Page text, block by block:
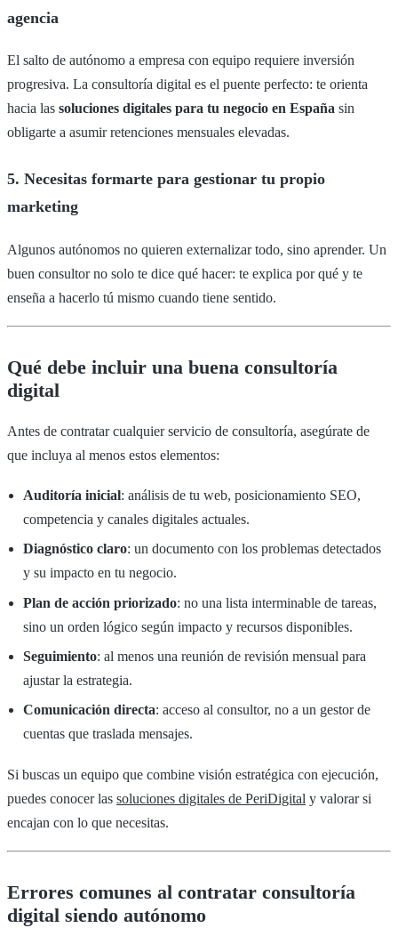
agencia
El salto de autónomo a empresa con equipo requiere inversión
progresiva. La consultoría digital es el puente perfecto: te orienta
hacia las soluciones digitales para tu negocio en España sin
obligarte a asumir retenciones mensuales elevadas.
5. Necesitas formarte para gestionar tu propio
marketing
Algunos autónomos no quieren externalizar todo, sino aprender. Un
buen consultor no solo te dice qué hacer: te explica por qué y te
enseña a hacerlo tú mismo cuando tiene sentido.
Qué debe incluir una buena consultoría
digital
Antes de contratar cualquier servicio de consultoría, asegúrate de
que incluya al menos estos elementos:
Auditoría inicial: análisis de tu web, posicionamiento SEO,
competencia y canales digitales actuales.
Diagnóstico claro: un documento con los problemas detectados
y su impacto en tu negocio.
Plan de acción priorizado: no una lista interminable de tareas,
sino un orden lógico según impacto y recursos disponibles.
Seguimiento: al menos una reunión de revisión mensual para
ajustar la estrategia.
Comunicación directa: acceso al consultor, no a un gestor de
cuentas que traslada mensajes.
Si buscas un equipo que combine visión estratégica con ejecución,
puedes conocer las soluciones digitales de PeriDigital y valorar si
encajan con lo que necesitas.
Errores comunes al contratar consultoría
digital siendo autónomo